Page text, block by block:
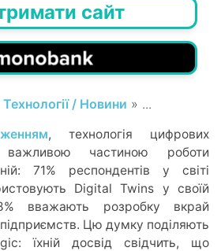
сайт
Технології / Новини » ...
, технологія цифрових
важливою частиною роботи
71% респондентів у світі
Digital Twins у своїй
вважають розробку вкрай
Цю думку поділяють
їхній досвід свідчить, що